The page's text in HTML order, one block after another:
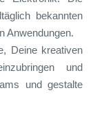
bekannten
Anwendungen.
Deine kreativen
und
und gestalte